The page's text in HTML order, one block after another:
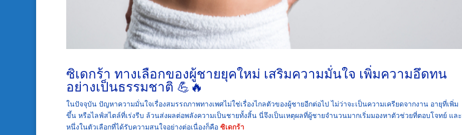
ซิเดกร้า ทางเลือกของผู้ชายยุคใหม่ เสริมความมั่นใจ เพิ่มความอึดทน
อย่างเป็นธรรมชาติ 💪🔥
ในปัจจุบัน ปัญหาความมั่นใจเรื่องสมรรถภาพทางเพศไม่ใช่เรื่องไกลตัวของผู้ชายอีกต่อไป ไม่ว่าจะเป็นความเครียดจากงาน อายุที่เพิ่ม
ขึ้น หรือไลฟ์สไตล์ที่เร่งรีบ ล้วนส่งผลต่อพลังความเป็นชายทั้งสิ้น นี่จึงเป็นเหตุผลที่ผู้ชายจำนวนมากเริ่มมองหาตัวช่วยที่ตอบโจทย์ และ
หนึ่งในตัวเลือกที่ได้รับความสนใจอย่างต่อเนื่องก็คือ ซิเดกร้า